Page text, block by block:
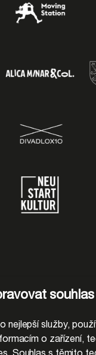
souhlas
nejlepší služby,
o zařízení,